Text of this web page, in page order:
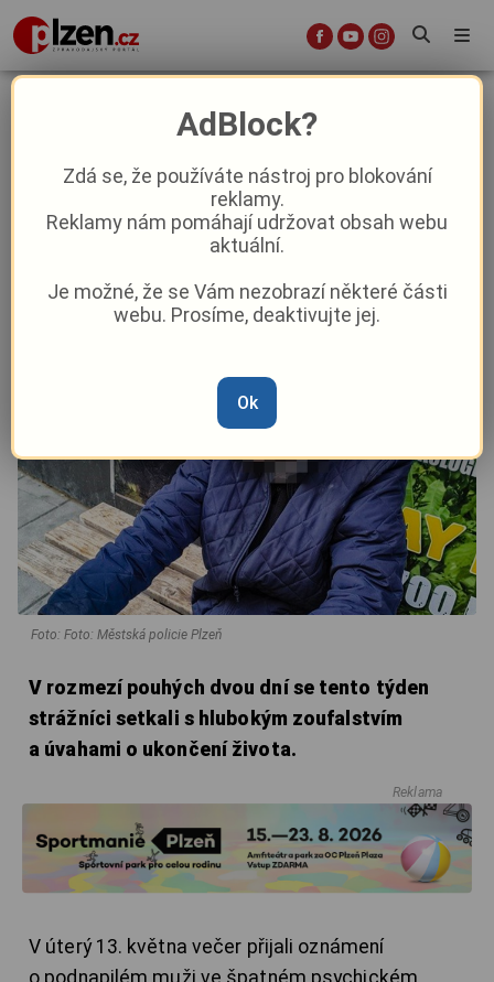
Strážníci pomohli hned dvěma
mužům se sklony k sebevraždě
18. 5. 2025|10:54
Foto: Foto: Městská policie Plzeň
V rozmezí pouhých dvou dní se tento týden
strážníci setkali s hlubokým zoufalstvím
a úvahami o ukončení života.
Reklama
V úterý 13. května večer přijali oznámení
o podnapilém muži ve špatném psychickém
AdBlock?
Zdá se, že používáte nástroj pro blokování
reklamy.
Reklamy nám pomáhají udržovat obsah webu
aktuální.
Je možné, že se Vám nezobrazí některé části
webu. Prosíme, deaktivujte jej.
Ok